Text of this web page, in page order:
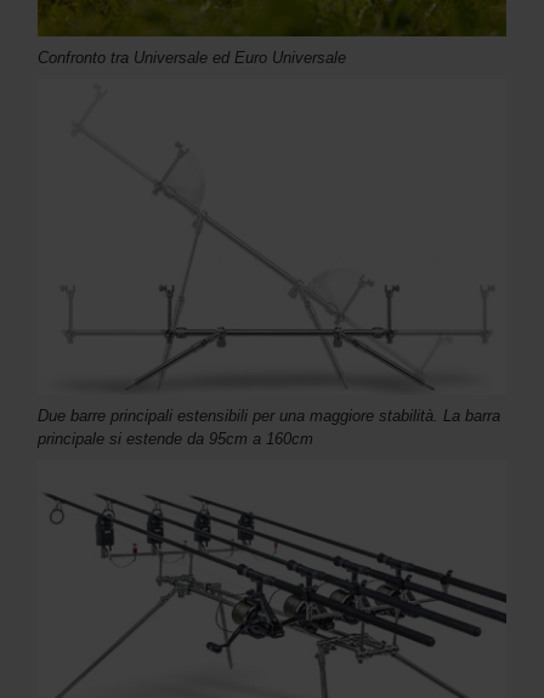
Confronto tra Universale ed Euro Universale
Due barre principali estensibili per una maggiore stabilità. La barra
principale si estende da 95cm a 160cm